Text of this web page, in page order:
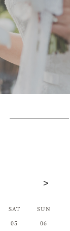
SAT
SUN
05 06
SAT
SUN
02 03
SAT
SUN
06 07